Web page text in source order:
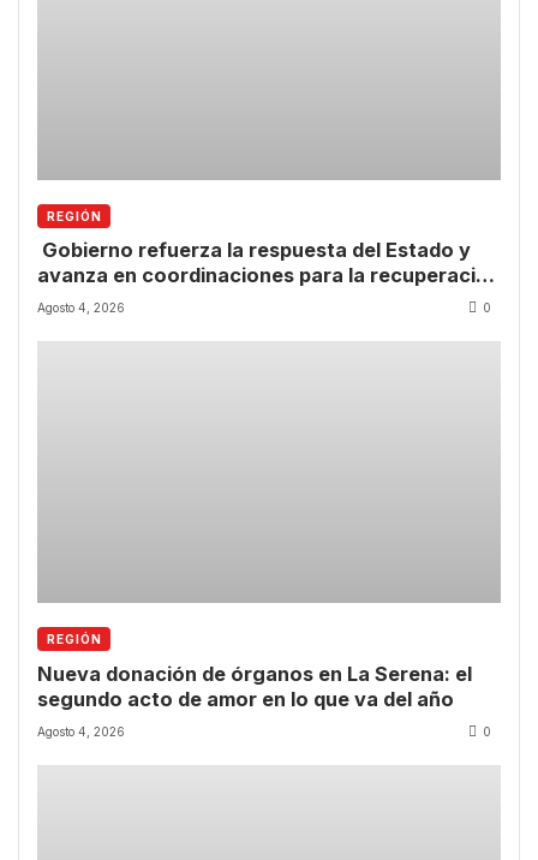
REGIÓN
Gobierno refuerza la respuesta del Estado y
avanza en coordinaciones para la recuperación
de la Región de Coquimbo.
Agosto 4, 2026 0
REGIÓN
Nueva donación de órganos en La Serena: el
segundo acto de amor en lo que va del año
Agosto 4, 2026 0